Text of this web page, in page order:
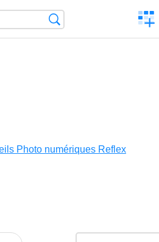
a
Photo numériques Reflex